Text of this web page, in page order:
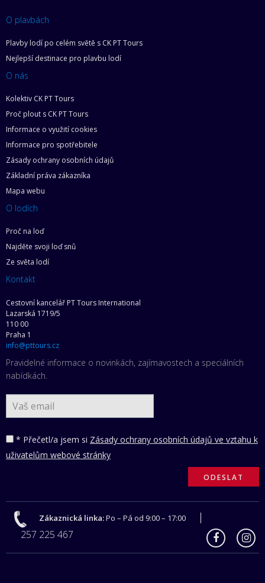
O plavbách
Plavby lodí po celém světě s CK PT Tours
Nejlepší destinace pro plavbu lodí
O nás
Kolektiv CK PT Tours
Proč plout s CK PT Tours
Informace o využití cookies
Informace pro spotřebitele
Zásady ochrany osobních údajů
Základní práva zákazníka
Mapa webu
O lodích
Proč na loď
Najděte svoji loď snů
Ze světa lodí
Kontakt
Cestovní kancelář PT Tours International
Lazarská 1719/5
110 00
Praha 1
info@pttours.cz
Pravidelné informace o novinkách, zajímavostech a speciálních
nabídkách.
* Přečetl/a jsem si Zásady ochrany osobních údajů ve vztahu k
uživatelům webové stránky
Zákaznická linka:Po – Pá od 9:00 – 17:00
257 225 467